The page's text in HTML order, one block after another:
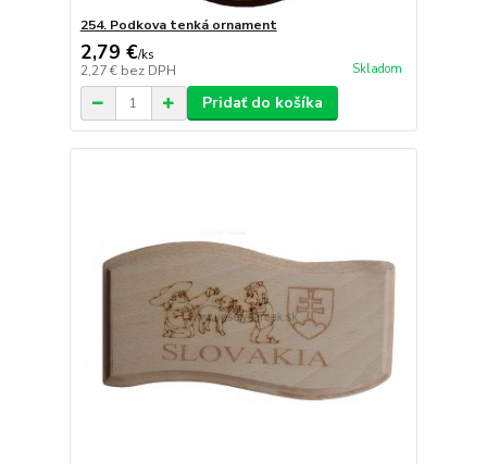
254. Podkova tenká ornament
2,79 €/ks
2,27 € bez DPH Skladom
Pridať do košíka